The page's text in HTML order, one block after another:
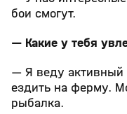
бои смогут.
— Какие у тебя
— Я веду активный
ездить на ферму.
рыбалка.